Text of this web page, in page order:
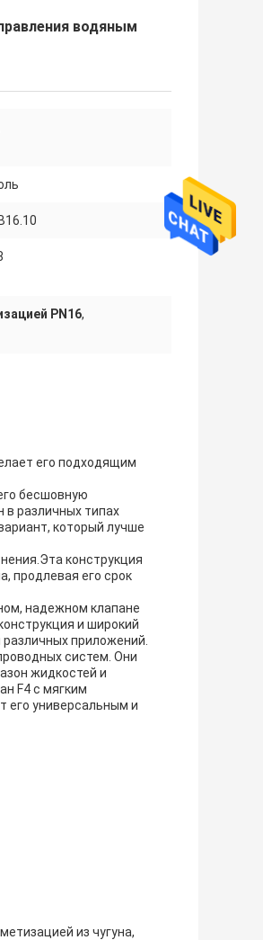
водяным
PN16,
его подходящим
бесшовную
различных типах
который лучше
конструкция
продлевая его срок
надежном клапане
и широкий
приложений.
систем. Они
жидкостей и
F4 с мягким
его универсальным и
из чугуна,